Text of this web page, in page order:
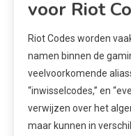
voor Riot
Riot Codes worden
namen binnen de
veelvoorkomende
“inwisselcodes,” en
verwijzen over het
maar kunnen in